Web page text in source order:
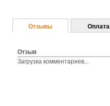
Отзывы
Отзыв
Загрузка комментариев...
Оплата